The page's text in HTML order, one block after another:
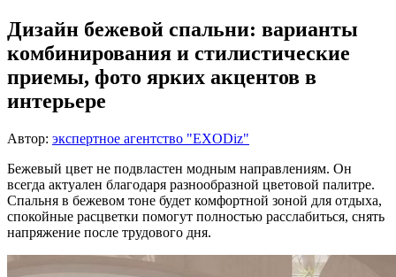
Дизайн бежевой спальни: варианты
комбинирования и стилистические
приемы, фото ярких акцентов в
интерьере
Автор: экспертное агентство "EXODiz"
Бежевый цвет не подвластен модным направлениям. Он
всегда актуален благодаря разнообразной цветовой палитре.
Спальня в бежевом тоне будет комфортной зоной для отдыха,
спокойные расцветки помогут полностью расслабиться, снять
напряжение после трудового дня.